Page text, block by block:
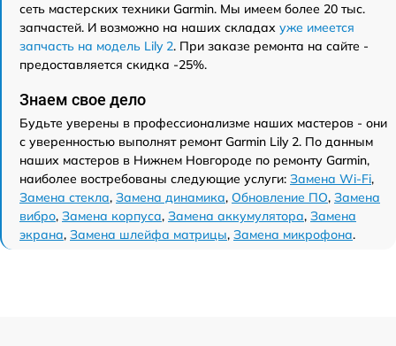
сеть мастерских техники Garmin. Мы имеем более 20 тыс.
запчастей. И возможно на наших складах уже имеется
запчасть на модель Lily 2. При заказе ремонта на сайте -
предоставляется скидка -25%.
Знаем свое дело
Будьте уверены в профессионализме наших мастеров - они
с уверенностью выполнят ремонт Garmin Lily 2. По данным
наших мастеров в Нижнем Новгороде по ремонту Garmin,
наиболее востребованы следующие услуги: Замена Wi-Fi,
Замена стекла, Замена динамика, Обновление ПО, Замена
вибро, Замена корпуса, Замена аккумулятора, Замена
экрана, Замена шлейфа матрицы, Замена микрофона.